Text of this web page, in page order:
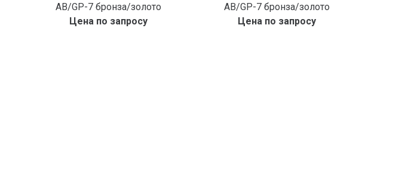
AB/GP-7 бронза/золото
Цена по запросу
AB/GP-7 бронза/золото
Цена по запросу